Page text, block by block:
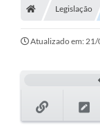
Nossa Cidade
Secretarias
Transparência
Legislação
Atualizado em: